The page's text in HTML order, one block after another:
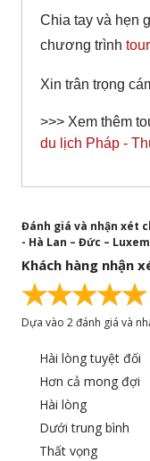
Chia tay và hẹn
chương trình
Xin trân trọng
>>> Xem thêm
du lịch Pháp -
Đánh giá và nhận xét
- Hà Lan – Đức –
Khách hàng nhận
Dựa vào 2 đánh giá và
Hài lòng tuyệt đối
Hơn cả mong đợi
Hài lòng
Dưới trung bình
Thất vọng